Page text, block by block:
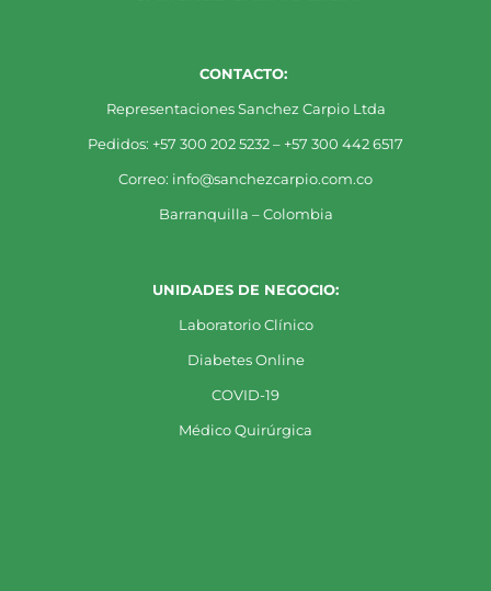
CONTACTO:
Representaciones Sanchez Carpio Ltda
Pedidos: +57 300 202 5232 – +57 300 442 6517
Correo: info@sanchezcarpio.com.co
Barranquilla – Colombia
UNIDADES DE NEGOCIO:
Laboratorio Clínico
Diabetes Online
COVID-19
Médico Quirúrgica